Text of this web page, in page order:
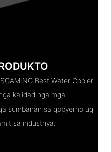
Best Water Cooler
kalidad nga mga
sumbanan sa gobyerno ug
sa industriya.